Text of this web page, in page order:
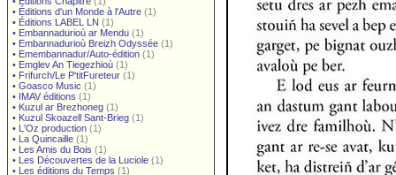
• Éditions d'un Monde à l'Autre (1)
• Éditions LABEL LN (1)
• Embannadurioù ar Mendu (1)
• Embannadurioù Breizh Odyssée (1)
• Emembannadur/Auto-édition (1)
• Emglev An Tiegezhioù (1)
• Frifurch/Le P'titFureteur (1)
• Goasco Music (1)
• IMAV éditions (1)
• Kuzul ar Brezhoneg (1)
• Kuzul Skoazell Sant-Brieg (1)
• L'Oz production (1)
• La Quincaille (1)
• Les Amis du Bois (1)
• Les Découvertes de la Luciole (1)
• Les éditions du Temps (1)